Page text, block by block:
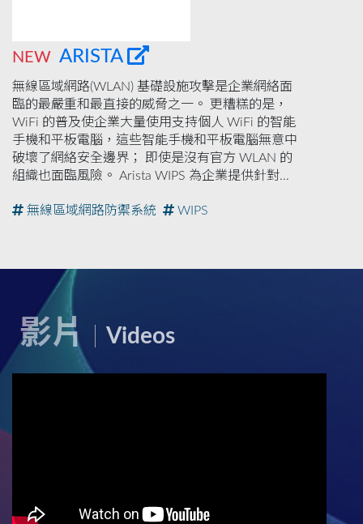
NEW ARISTA
無線區域網路(WLAN) 基礎設施攻擊是企業網絡面
臨的最嚴重和最直接的威脅之一。 更糟糕的是，
WiFi 的普及使企業大量使用支持個人 WiFi 的智能
手機和平板電腦，這些智能手機和平板電腦無意中
破壞了網絡安全邊界； 即使是沒有官方 WLAN 的
組織也面臨風險。 Arista WIPS 為企業提供針對...
無線區域網路防禦系統 WIPS
影片 Videos